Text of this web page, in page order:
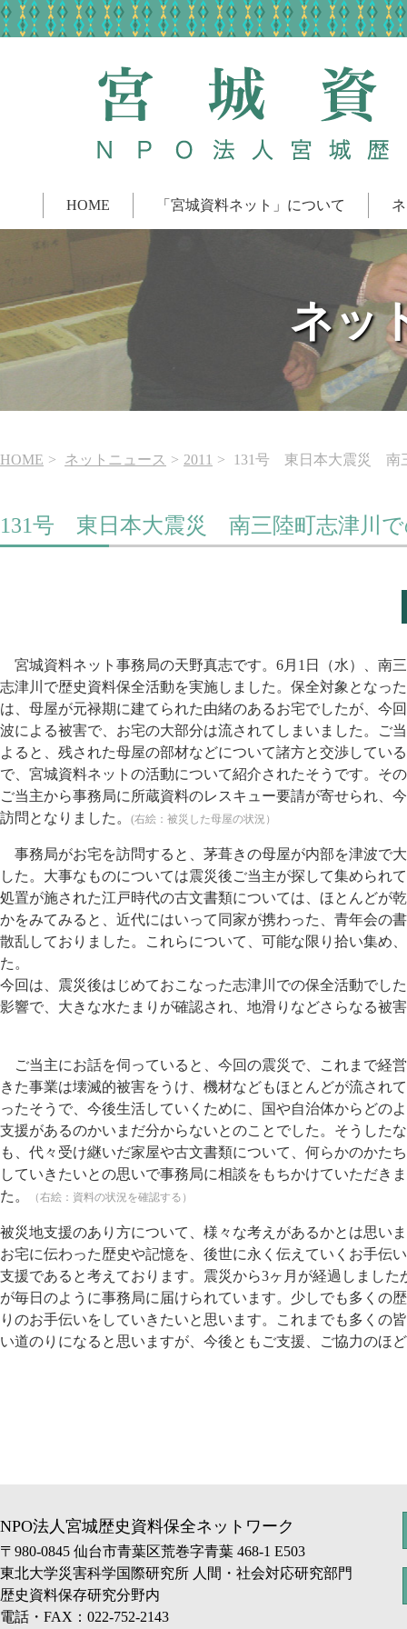
HOME 「宮城資料ネット」について
ネッ
HOME ネットニュース 2011 131号 東日本大震災 南
131号 東日本大震災 南三陸町志津川で
宮城資料ネット事務局の天野真志です。6月1日（水）、南
志津川で歴史資料保全活動を実施しました。保全対象となっ
は、母屋が元禄期に建てられた由緒のあるお宅でしたが、今
波による被害で、お宅の大部分は流されてしまいました。ご
よると、残された母屋の部材などについて諸方と交渉してい
で、宮城資料ネットの活動について紹介されたそうです。そ
ご当主から事務局に所蔵資料のレスキュー要請が寄せられ、
訪問となりました。
(右絵：被災した母屋の状況）
事務局がお宅を訪問すると、茅葺きの母屋が内部を津波で
した。大事なものについては震災後ご当主が探して集められ
処置が施された江戸時代の古文書類については、ほとんどが
かをみてみると、近代にはいって同家が携わった、青年会の
散乱しておりました。これらについて、可能な限り拾い集め
た。
今回は、震災後はじめておこなった志津川での保全活動でし
影響で、大きな水たまりが確認され、地滑りなどさらなる被
ご当主にお話を伺っていると、今回の震災で、これまで経
きた事業は壊滅的被害をうけ、機材などもほとんどが流され
ったそうで、今後生活していくために、国や自治体からどの
支援があるのかいまだ分からないとのことでした。そうした
も、代々受け継いだ家屋や古文書類について、何らかのかた
していきたいとの思いで事務局に相談をもちかけていただき
た。
（右絵：資料の状況を確認する）
被災地支援のあり方について、様々な考えがあるかとは思い
お宅に伝わった歴史や記憶を、後世に永く伝えていくお手伝
支援であると考えております。震災から3ヶ月が経過しまし
が毎日のように事務局に届けられています。少しでも多くの
りのお手伝いをしていきたいと思います。これまでも多くの
い道のりになると思いますが、今後ともご支援、ご協力のほ
NPO法人宮城歴史資料保全ネットワーク
〒980-0845 仙台市青葉区荒巻字青葉 468-1 E503
東北大学災害科学国際研究所 人間・社会対応研究部門
歴史資料保存研究分野内
電話・FAX：022-752-2143